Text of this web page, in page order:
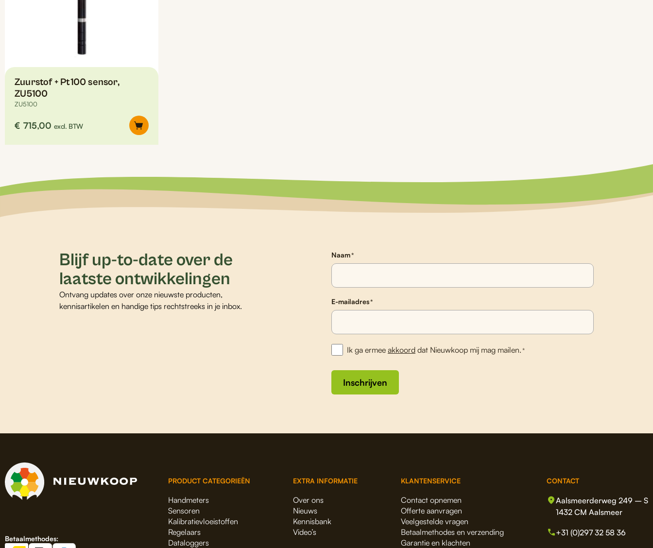
Zuurstof + Pt100 sensor,
ZU5100
ZU5100
€ 715,00 excl. BTW
Blijf up-to-date over de
laatste ontwikkelingen
Ontvang updates over onze nieuwste producten,
kennisartikelen en handige tips rechtstreeks in je inbox.
Naam*
E-mailadres*
Ik ga ermee akkoord dat Nieuwkoop mij mag mailen.*
Inschrijven
Betaalmethodes:
PRODUCT CATEGORIEËN
Handmeters
Sensoren
Kalibratievloeistoffen
Regelaars
Dataloggers
EXTRA INFORMATIE
Over ons
Nieuws
Kennisbank
Video’s
KLANTENSERVICE
Contact opnemen
Offerte aanvragen
Veelgestelde vragen
Betaalmethodes en verzending
Garantie en klachten
CONTACT
Aalsmeerderweg 249 – S
1432 CM Aalsmeer
+31 (0)297 32 58 36